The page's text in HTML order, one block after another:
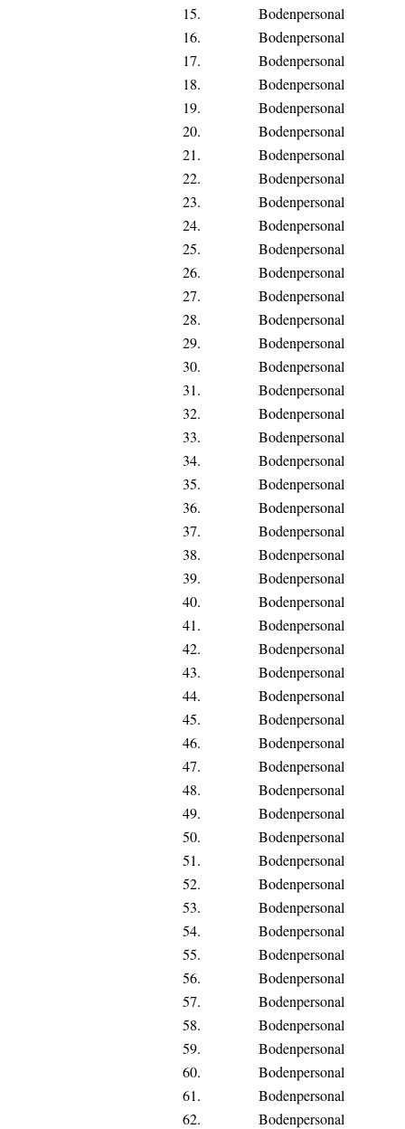
15.
Bodenpersonal
16.
Bodenpersonal
17.
Bodenpersonal
18.
Bodenpersonal
19.
Bodenpersonal
20.
Bodenpersonal
21.
Bodenpersonal
22.
Bodenpersonal
23.
Bodenpersonal
24.
Bodenpersonal
25.
Bodenpersonal
26.
Bodenpersonal
27.
Bodenpersonal
28.
Bodenpersonal
29.
Bodenpersonal
30.
Bodenpersonal
31.
Bodenpersonal
32.
Bodenpersonal
33.
Bodenpersonal
34.
Bodenpersonal
35.
Bodenpersonal
36.
Bodenpersonal
37.
Bodenpersonal
38.
Bodenpersonal
39.
Bodenpersonal
40.
Bodenpersonal
41.
Bodenpersonal
42.
Bodenpersonal
43.
Bodenpersonal
44.
Bodenpersonal
45.
Bodenpersonal
46.
Bodenpersonal
47.
Bodenpersonal
48.
Bodenpersonal
49.
Bodenpersonal
50.
Bodenpersonal
51.
Bodenpersonal
52.
Bodenpersonal
53.
Bodenpersonal
54.
Bodenpersonal
55.
Bodenpersonal
56.
Bodenpersonal
57.
Bodenpersonal
58.
Bodenpersonal
59.
Bodenpersonal
60.
Bodenpersonal
61.
Bodenpersonal
62.
Bodenpersonal